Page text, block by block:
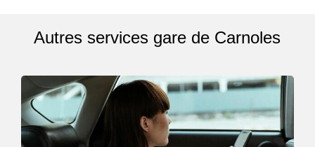
Autres services gare de Carnoles